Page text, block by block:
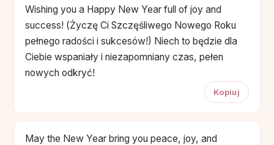
Wishing you a Happy New Year full of joy and
success! (Życzę Ci Szczęśliwego Nowego Roku
pełnego radości i sukcesów!) Niech to będzie dla
Ciebie wspaniały i niezapomniany czas, pełen
nowych odkryć!
Kopiuj
May the New Year bring you peace, joy, and